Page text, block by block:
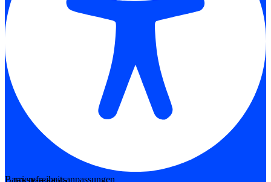
Barrierefreiheitsanpassungen